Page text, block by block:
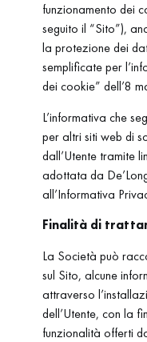
funzionamento dei
seguito il “Sito”),
la protezione dei
semplificate per
dei cookie” dell’8
L’informativa che
per altri siti web di
dall’Utente tramite
adottata da
all’Informativa
Finalità di
La Società può
sul Sito, alcune
attraverso
dell’Utente, con la
funzionalità offerti